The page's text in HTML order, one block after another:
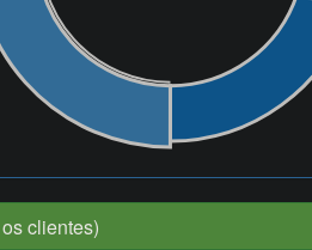
clientes)